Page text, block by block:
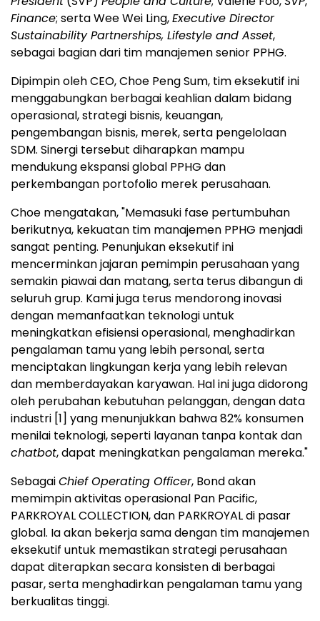
Finance; serta Wee Wei Ling,Executive Director
Sustainability Partnerships, Lifestyle and Asset,
sebagai bagian dari tim manajemen senior PPHG.
Dipimpin oleh CEO, Choe Peng Sum, tim eksekutif ini
menggabungkan berbagai keahlian dalam bidang
operasional, strategi bisnis, keuangan,
pengembangan bisnis, merek, serta pengelolaan
SDM. Sinergi tersebut diharapkan mampu
mendukung ekspansi global PPHG dan
perkembangan portofolio merek perusahaan.
Choe mengatakan, "Memasuki fase pertumbuhan
berikutnya, kekuatan tim manajemen PPHG menjadi
sangat penting. Penunjukan eksekutif ini
mencerminkan jajaran pemimpin perusahaan yang
semakin piawai dan matang, serta terus dibangun di
seluruh grup. Kami juga terus mendorong inovasi
dengan memanfaatkan teknologi untuk
meningkatkan efisiensi operasional, menghadirkan
pengalaman tamu yang lebih personal, serta
menciptakan lingkungan kerja yang lebih relevan
dan memberdayakan karyawan. Hal ini juga didorong
oleh perubahan kebutuhan pelanggan, dengan data
industri [1] yang menunjukkan bahwa 82% konsumen
menilai teknologi, seperti layanan tanpa kontak dan
chatbot, dapat meningkatkan pengalaman mereka."
SebagaiChief Operating Officer, Bond akan
memimpin aktivitas operasional Pan Pacific,
PARKROYAL COLLECTION, dan PARKROYAL di pasar
global. Ia akan bekerja sama dengan tim manajemen
eksekutif untuk memastikan strategi perusahaan
dapat diterapkan secara konsisten di berbagai
pasar, serta menghadirkan pengalaman tamu yang
berkualitas tinggi.